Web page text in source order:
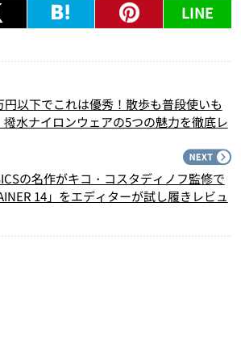
LINE
円以下でこれは優秀！散歩も普段使いも
水ナイロンウェアの5つの魅力を徹底レ
の名作がキコ・コスタディノフ監修で
14」をエディターが試し履きレビュ